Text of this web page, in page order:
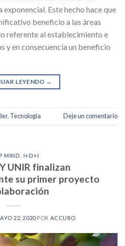
Este hecho hace que
beneficio a las áreas
referente al establecimiento e
y en consecuencia un beneficio
LEYENDO →
, Tecnologia Deje un comentario
MIND I+D+I
UNIR finalizan
su primer proyecto
22, 2020POR ACCURO